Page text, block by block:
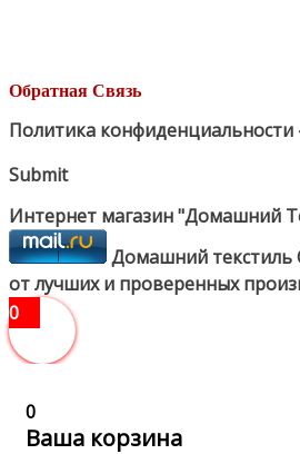
Обратная Связь
Политика
Submit
Интернет магазин "Домашний
Домашний текстиль
от лучших и проверенных
0
0
Ваша корзина